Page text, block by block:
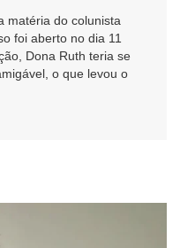
matéria do colunista
foi aberto no dia 11
Dona Ruth teria se
o que levou o